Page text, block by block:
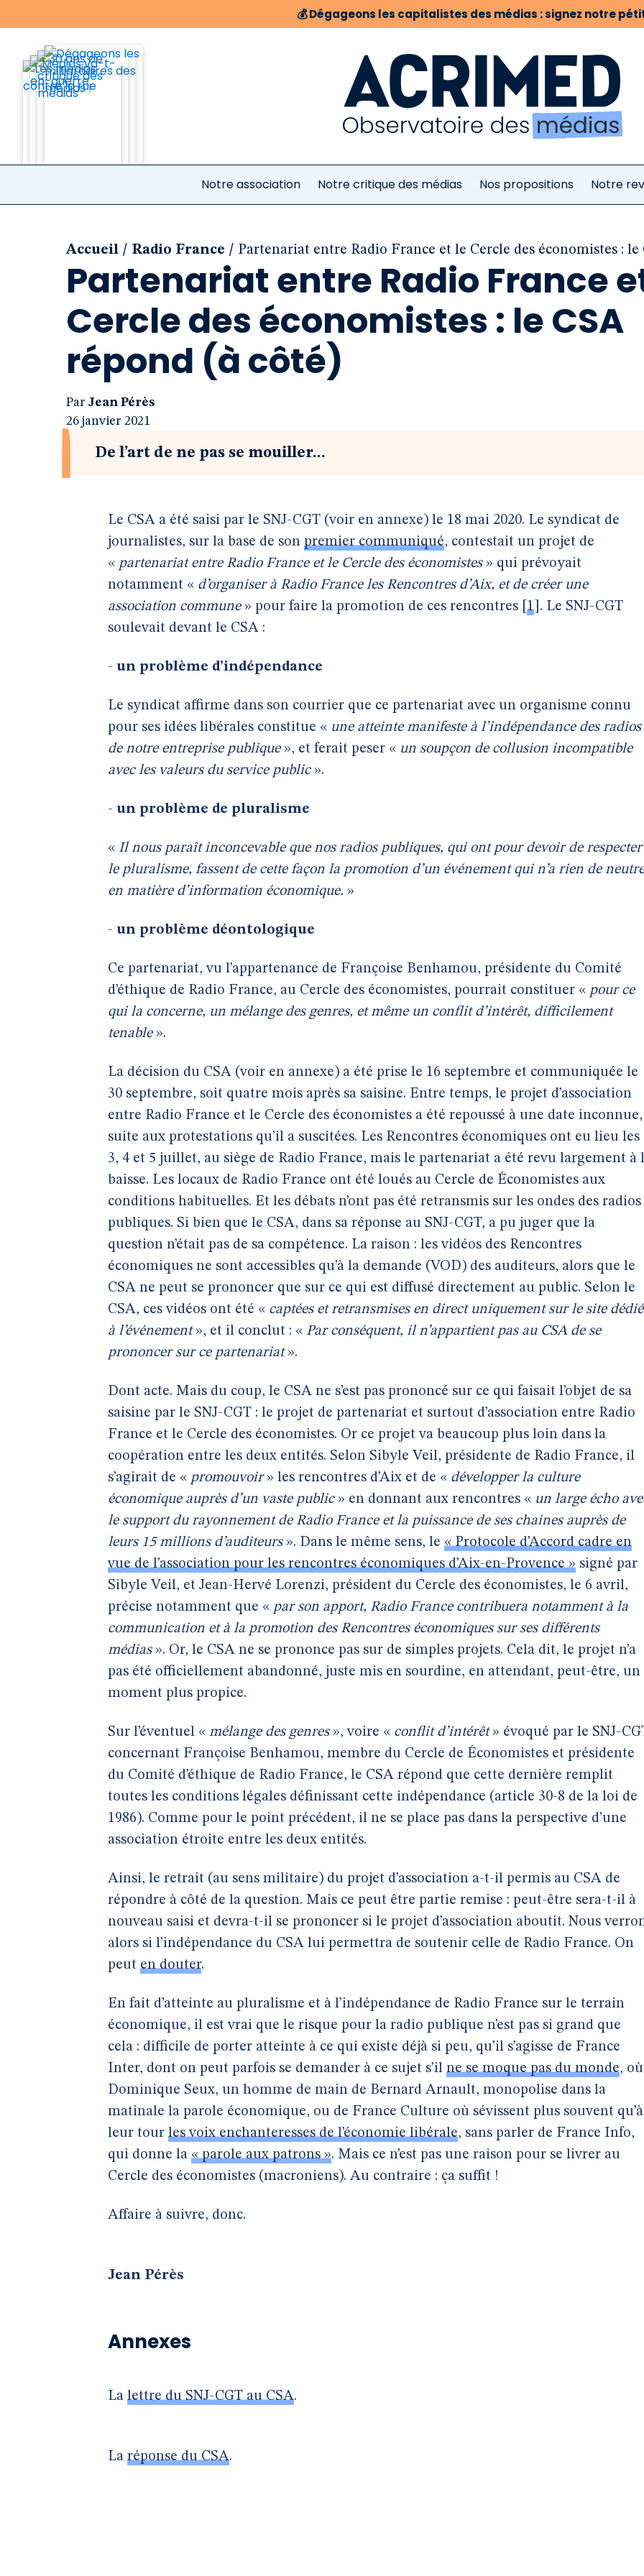
💰Dégageons les capitalistes des médias : signez notre
Notre association Notre critique des médias Nos propositions Notre
Accueil / Radio France / Partenariat entre Radio France et le Cercle des économistes : le
Partenariat entre Radio France
Cercle des économistes : le CSA
répond (à côté)
Par Jean Pérès
26 janvier 2021
De l’art de ne pas se mouiller...
Le CSA a été saisi par le SNJ-CGT (voir en annexe) le 18 mai 2020. Le syndicat de
journalistes, sur la base de son premier communiqué, contestait un projet de
« partenariat entre Radio France et le Cercle des économistes» qui prévoyait
notamment « d’organiser à Radio France les Rencontres d’Aix, et de créer une
association commune» pour faire la promotion de ces rencontres 1 . Le SNJ-CGT
soulevait devant le CSA :
- un problème d’indépendance
Le syndicat affirme dans son courrier que ce partenariat avec un organisme connu
pour ses idées libérales constitue « une atteinte manifeste à l’indépendance des radios
de notre entreprise publique», et ferait peser « un soupçon de collusion incompatible
avec les valeurs du service public».
- un problème de pluralisme
« Il nous paraît inconcevable que nos radios publiques, qui ont pour devoir de respecter
le pluralisme, fassent de cette façon la promotion d’un événement qui n’a rien de neutre
en matière d’information économique. »
- un problème déontologique
Ce partenariat, vu l’appartenance de Françoise Benhamou, présidente du Comité
d’éthique de Radio France, au Cercle des économistes, pourrait constituer « pour ce
qui la concerne, un mélange des genres, et même un conflit d’intérêt, difficilement
tenable».
La décision du CSA (voir en annexe) a été prise le 16 septembre et communiquée le
30 septembre, soit quatre mois après sa saisine. Entre temps, le projet d’association
entre Radio France et le Cercle des économistes a été repoussé à une date inconnue,
suite aux protestations qu’il a suscitées. Les Rencontres économiques ont eu lieu les
3, 4 et 5 juillet, au siège de Radio France, mais le partenariat a été revu largement à
baisse. Les locaux de Radio France ont été loués au Cercle de Économistes aux
conditions habituelles. Et les débats n’ont pas été retransmis sur les ondes des radios
publiques. Si bien que le CSA, dans sa réponse au SNJ-CGT, a pu juger que la
question n’était pas de sa compétence. La raison : les vidéos des Rencontres
économiques ne sont accessibles qu’à la demande (VOD) des auditeurs, alors que le
CSA ne peut se prononcer que sur ce qui est diffusé directement au public. Selon le
CSA, ces vidéos ont été « captées et retransmises en direct uniquement sur le site dédié
à l’événement», et il conclut : « Par conséquent, il n’appartient pas au CSA de se
prononcer sur ce partenariat».
Dont acte. Mais du coup, le CSA ne s’est pas prononcé sur ce qui faisait l’objet de sa
saisine par le SNJ-CGT : le projet de partenariat et surtout d’association entre Radio
France et le Cercle des économistes. Or ce projet va beaucoup plus loin dans la
coopération entre les deux entités. Selon Sibyle Veil, présidente de Radio France, il
s’agirait de « promouvoir» les rencontres d’Aix et de « développer la culture
économique auprès d’un vaste public» en donnant aux rencontres « un large écho
le support du rayonnement de Radio France et la puissance de ses chaines auprès de
leurs 15 millions d’auditeurs». Dans le même sens, le « Protocole d’Accord cadre en
vue de l’association pour les rencontres économiques d’Aix-en-Provence » signé par
Sibyle Veil, et Jean-Hervé Lorenzi, président du Cercle des économistes, le 6 avril,
précise notamment que « par son apport, Radio France contribuera notamment à la
communication et à la promotion des Rencontres économiques sur ses différents
médias». Or, le CSA ne se prononce pas sur de simples projets. Cela dit, le projet n’a
pas été officiellement abandonné, juste mis en sourdine, en attendant, peut-être, un
moment plus propice.
Sur l’éventuel « mélange des genres», voire « conflit d’intérêt» évoqué par le SNJ-
concernant Françoise Benhamou, membre du Cercle de Économistes et présidente
du Comité d’éthique de Radio France, le CSA répond que cette dernière remplit
toutes les conditions légales définissant cette indépendance (article 30-8 de la loi de
1986). Comme pour le point précédent, il ne se place pas dans la perspective d’une
association étroite entre les deux entités.
Ainsi, le retrait (au sens militaire) du projet d’association a-t-il permis au CSA de
répondre à côté de la question. Mais ce peut être partie remise : peut-être sera-t-il à
nouveau saisi et devra-t-il se prononcer si le projet d’association aboutit. Nous
alors si l’indépendance du CSA lui permettra de soutenir celle de Radio France. On
peut en douter.
En fait d’atteinte au pluralisme et à l’indépendance de Radio France sur le terrain
économique, il est vrai que le risque pour la radio publique n’est pas si grand que
cela : difficile de porter atteinte à ce qui existe déjà si peu, qu’il s’agisse de France
Inter, dont on peut parfois se demander à ce sujet s’il ne se moque pas du monde, où
Dominique Seux, un homme de main de Bernard Arnault, monopolise dans la
matinale la parole économique, ou de France Culture où sévissent plus souvent qu’à
leur tour les voix enchanteresses de l’économie libérale, sans parler de France Info,
qui donne la « parole aux patrons ». Mais ce n’est pas une raison pour se livrer au
Cercle des économistes (macroniens). Au contraire : ça suffit !
Affaire à suivre, donc.
Jean Pérès
Annexes
La lettre du SNJ-CGT au CSA.
La réponse du CSA.